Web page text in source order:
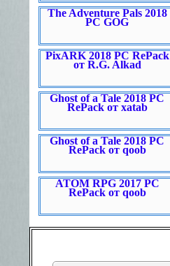
The Adventure Pals 2018
PC GOG
PixARK 2018 PC RePack
от R.G. Alkad
Ghost of a Tale 2018 PC
RePack от xatab
Ghost of a Tale 2018 PC
RePack от qoob
ATOM RPG 2017 PC
RePack от qoob